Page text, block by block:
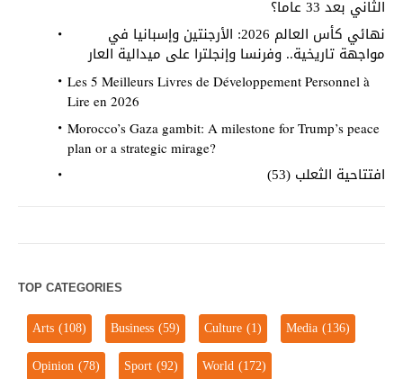
الثاني بعد 33 عاماً؟
نهائي كأس العالم 2026: الأرجنتين وإسبانيا في
مواجهة تاريخية.. وفرنسا وإنجلترا على ميدالية العار
Les 5 Meilleurs Livres de Développement Personnel à
Lire en 2026
Morocco’s Gaza gambit: A milestone for Trump’s peace
plan or a strategic mirage?
افتتاحية الثعلب (53)
TOP CATEGORIES
Arts(108) Business(59) Culture(1) Media(136)
Opinion(78) Sport(92) World(172)